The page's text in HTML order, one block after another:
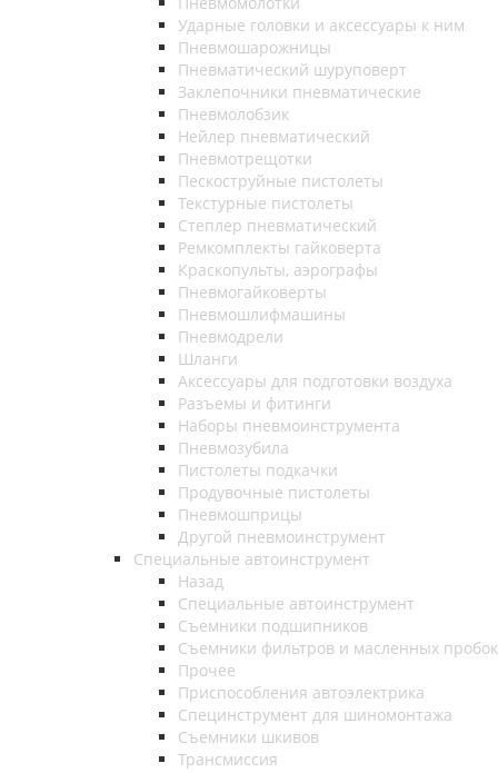
Ударные головки и аксессуары к ним
Пневмошарожницы
Пневматический шуруповерт
Заклепочники пневматические
Пневмолобзик
Нейлер пневматический
Пневмотрещотки
Пескоструйные пистолеты
Текстурные пистолеты
Степлер пневматический
Ремкомплекты гайковерта
Краскопульты, аэрографы
Пневмогайковерты
Пневмошлифмашины
Пневмодрели
Шланги
Аксессуары для подготовки воздуха
Разъемы и фитинги
Наборы пневмоинструмента
Пневмозубила
Пистолеты подкачки
Продувочные пистолеты
Пневмошприцы
Другой пневмоинструмент
Специальные автоинструмент
Назад
Специальные автоинструмент
Съемники подшипников
Съемники фильтров и масленных пробок
Прочее
Приспособления автоэлектрика
Специнструмент для шиномонтажа
Съемники шкивов
Трансмиссия